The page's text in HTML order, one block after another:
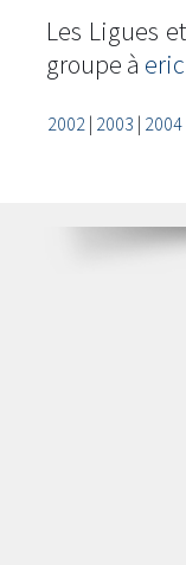
Les Ligues
groupe à
2002| 2003 | 2004